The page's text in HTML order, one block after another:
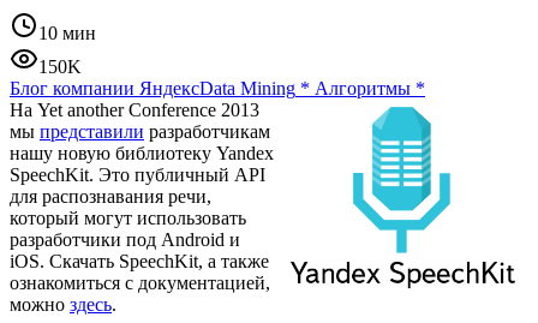
10 мин
150K
Блог компании ЯндексData Mining * Алгоритмы *
На Yet another Conference 2013
мы представили разработчикам
нашу новую библиотеку Yandex
SpeechKit. Это публичный API
для распознавания речи,
который могут использовать
разработчики под Android и
iOS. Скачать SpeechKit, а также
ознакомиться с документацией,
можно здесь.